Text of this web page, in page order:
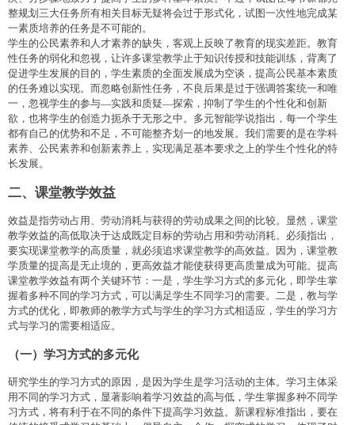
整规划三大任务所有相关目标无疑将会过于形式化，试图一次性地完成某
一素质培养的任务是不可能的。
学生的公民素养和人才素养的缺失，客观上反映了教育的现实差距。教育
性任务的弱化和忽视，让许多课堂教学止于知识传授和技能训练，背离了
促进学生发展的目的，学生素质的全面发展成为空谈，提高公民基本素质
的任务难以实现。而忽略创新性任务，不良后果是过于强调答案统一和唯
一，忽视学生的参与—实践和质疑—探索，抑制了学生的个性化和创新
欲，也将学生的创造力扼杀于无形之中。多元智能学说指出，每一个学生
都有自己的优势和不足，不可能整齐划一的地发展。我们需要的是在学科
素养、公民素养和创新素养上，实现满足基本要求之上的学生个性化的特
长发展。
二、课堂教学效益
效益是指劳动占用、劳动消耗与获得的劳动成果之间的比较。显然，课堂
教学效益的高低取决于达成既定目标的劳动占用和劳动消耗。必须指出，
要实现课堂教学的高质量，就必须追求课堂教学的高效益。因为，课堂教
学质量的提高是无止境的，更高效益才能使获得更高质量成为可能。提高
课堂教学效益有两个关键环节：一是，学生学习方式的多元化，即学生掌
握着多种不同的学习方式，可以满足学生不同学习的需要。二是，教与学
方式的优化，即教师的教学方式与学生的学习方式相适应，学生的学习方
式与学习的需要相适应。
（一）学习方式的多元化
研究学生的学习方式的原因，是因为学生是学习活动的主体。学习主体采
用不同的学习方式，显著影响着学习效益的高与低，学生掌握多种不同学
习方式，将有利于在不同的条件下提高学习效益。新课程标准指出，要在